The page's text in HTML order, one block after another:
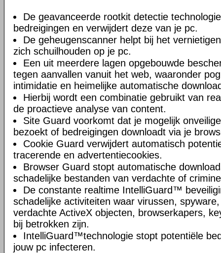
De geavanceerde rootkit detectie
bedreigingen en verwijdert deze van je pc.
De geheugenscanner helpt bij het
zich schuilhouden op je pc.
Een uit meerdere lagen opgebouwde
tegen aanvallen vanuit het web, waaronder
intimidatie en heimelijke automatische
Hierbij wordt een combinatie gebruikt van
de proactieve analyse van content.
Site Guard voorkomt dat je mogelijk
bezoekt of bedreigingen downloadt via je
Cookie Guard verwijdert automatisch
tracerende en advertentiecookies.
Browser Guard stopt automatische
schadelijke bestanden van verdachte of
De constante realtime IntelliGuard™
schadelijke activiteiten waar virussen,
verdachte ActiveX objecten, browserkapers,
bij betrokken zijn.
IntelliGuard™technologie stopt potentiële
jouw pc infecteren.